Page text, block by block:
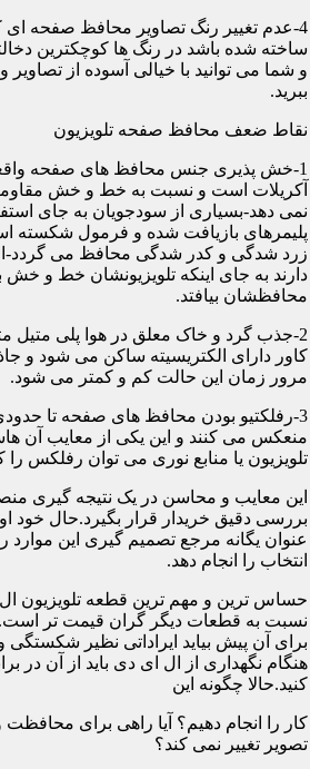
ساخته شده باشد در رنگ ها کوچکترین
و شما می توانید با خیالی آسوده از تصاویر
ببرید.
نقاط ضعف محافظ صفحه تلویزیون
1-خش پذیری جنس محافظ های صفحه واقعی
آکریلات است و نسبت به خط و خش
نمی دهد-بسیاری از سودجویان به جای
پلیمرهای بازیافت شده و فرمول شکسته
زرد شدگی و کدر شدگی محافظ می گردد-
دارند به جای اینکه تلویزیونشان خط و خش
محافظشان بیافتد.
2-جذب گرد و خاک معلق در هوا پلی متیل
کاور دارای الکتریسیته ساکن می شود و
مرور زمان این حالت کم و کمتر می شود.
3-رفلکتیو بودن محافظ های صفحه تا
منعکس می کنند و این یکی از معایب آن
تلویزیون یا منابع نوری می توان رفلکس را
این معایب و محاسن در یک نتیجه گیری
بررسی دقیق خریدار قرار بگیرد.حال
عنوان یگانه مرجع تصمیم گیری این موارد
انتخاب را انجام دهد.
حساس ترین و مهم ترین قطعه تلویزیون
نسبت به قطعات دیگر گران قیمت تر
برای آن پیش بیاید ایراداتی نظیر
هنگام نگهداری از ال ای دی باید از آن در
کنید.حالا چگونه این
کار را انجام دهیم؟ آیا راهی برای محافظت
تصویر تغییر نمی کند؟